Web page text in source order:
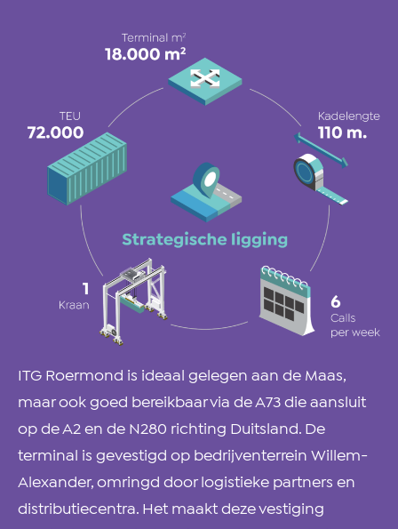
ITG Roermond is ideaal gelegen aan de Maas,
maar ook goed bereikbaar via de A73 die aansluit
op de A2 en de N280 richting Duitsland. De
terminal is gevestigd op bedrijventerrein Willem-
Alexander, omringd door logistieke partners en
distributiecentra. Het maakt deze vestiging